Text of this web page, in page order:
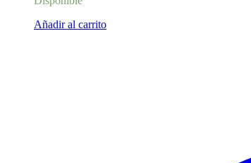
Añadir al carrito